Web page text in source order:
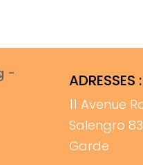
ADRESSES :
11 Avenue
Salengro
Garde